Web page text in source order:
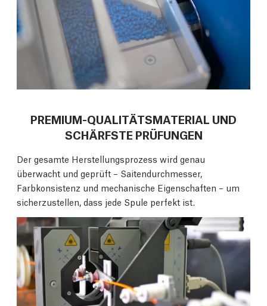
PREMIUM-QUALITÄTSMATERIAL UND
SCHÄRFSTE PRÜFUNGEN
Der gesamte Herstellungsprozess wird genau
überwacht und geprüft – Saitendurchmesser,
Farbkonsistenz und mechanische Eigenschaften – um
sicherzustellen, dass jede Spule perfekt ist.